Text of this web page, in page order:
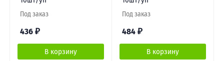
Под заказ
436 ₽
В корзину
Под заказ
484 ₽
В корзину